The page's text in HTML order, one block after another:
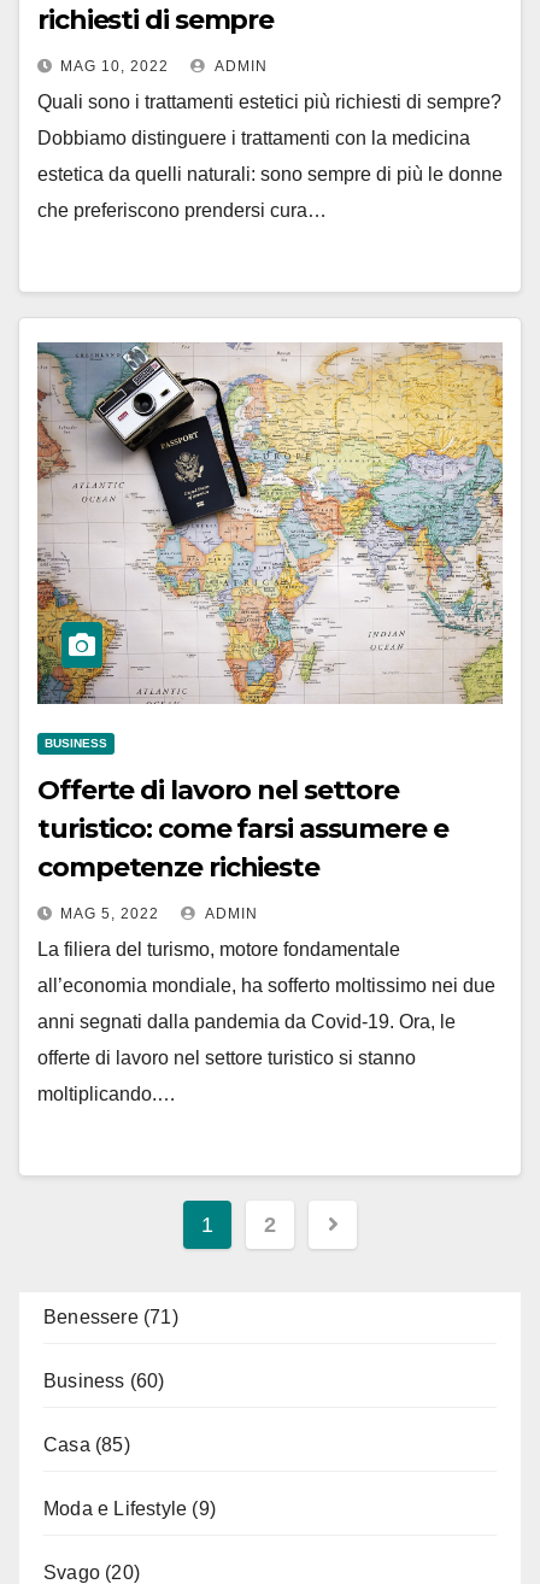
richiesti di sempre
MAG 10, 2022 ADMIN
Quali sono i trattamenti estetici più richiesti di sempre?
Dobbiamo distinguere i trattamenti con la medicina
estetica da quelli naturali: sono sempre di più le donne
che preferiscono prendersi cura…
BUSINESS
Offerte di lavoro nel settore
turistico: come farsi assumere e
competenze richieste
MAG 5, 2022 ADMIN
La filiera del turismo, motore fondamentale
all’economia mondiale, ha sofferto moltissimo nei due
anni segnati dalla pandemia da Covid-19. Ora, le
offerte di lavoro nel settore turistico si stanno
moltiplicando.…
Paginazione
articoli
1 2
Benessere(71)
Business (60)
Casa (85)
Moda e Lifestyle (9)
Svago (20)